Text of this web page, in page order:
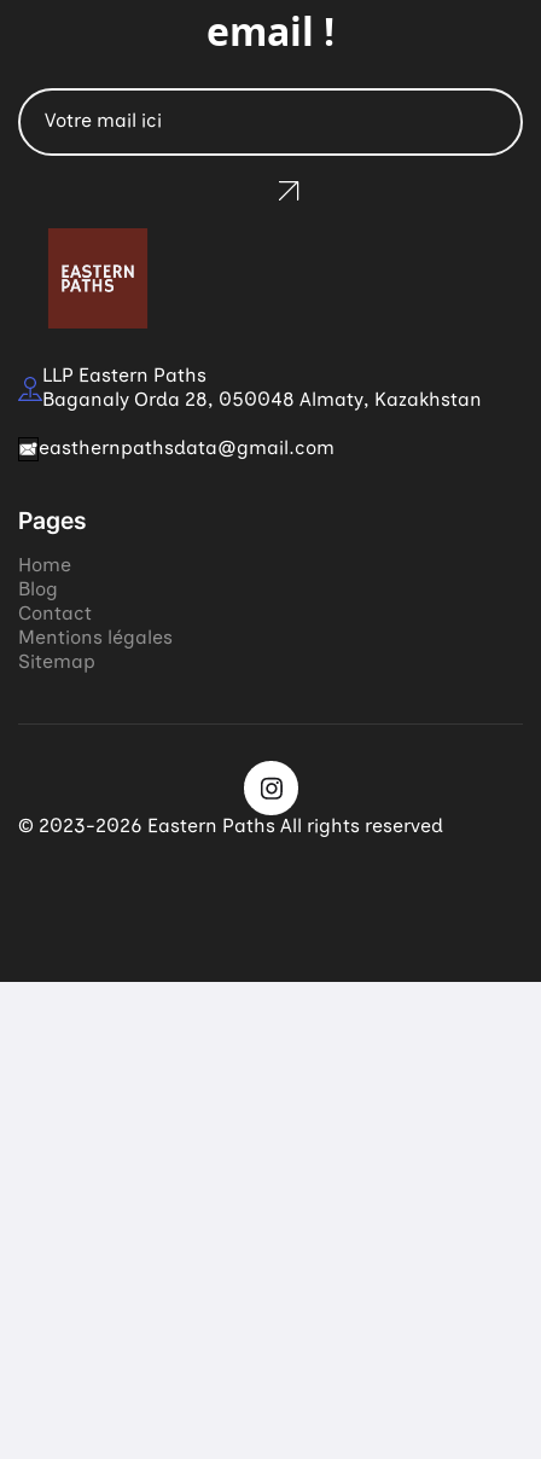
email !
LLP Eastern Paths
Baganaly Orda 28, 050048 Almaty, Kazakhstan
easthernpathsdata@gmail.com
Pages
Home
Blog
Contact
Mentions légales
Sitemap
© 2023-2026 Eastern Paths All rights reserved